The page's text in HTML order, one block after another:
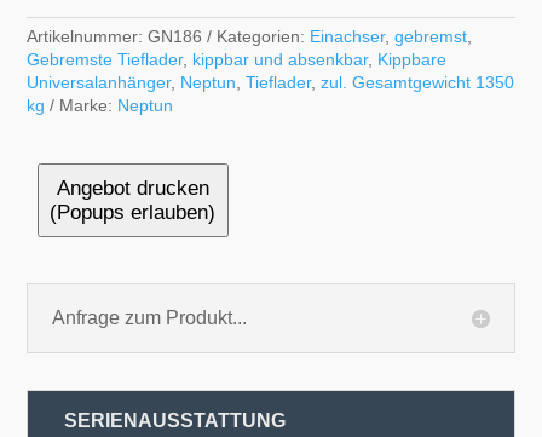
Artikelnummer:GN186 Kategorien: Einachser,gebremst
Gebremste Tieflader, kippbar und absenkbar, Kippbare
Universalanhänger, Neptun ,Tieflader,zul. Gesamtgewicht 1350
kg
Marke: Neptun
Angebot drucken
(Popups erlauben)
Anfrage zum Produkt...
SERIENAUSSTATTUNG